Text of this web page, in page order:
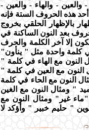
والعين - والهاء - والعين -
أحد هذه الحروف الستة فإنه
بالإظهار الحلقي بخروج
بعد النون الساكنة في
إلا آخر الكلمة والحرف
كلمة واحدة مثل " ينأون"
مع الهاء في كلمة "
النون مع العين في كلمة "
النون مع الحاء في كلمة
" ومثال النون مع الغين
غير" ومثال النون مع
" حليم خبير " وأؤكد لا